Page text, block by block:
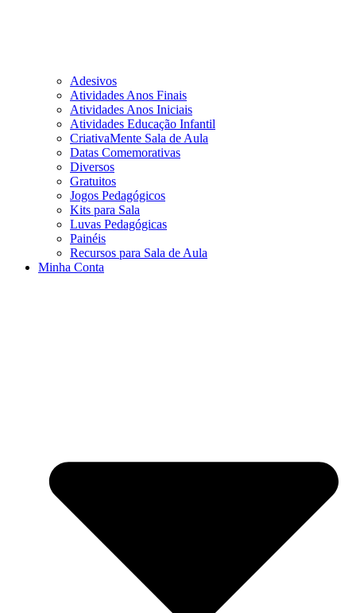
Adesivos
Atividades Anos Finais
Atividades Anos Iniciais
Atividades Educação Infantil
CriativaMente Sala de Aula
Datas Comemorativas
Diversos
Gratuitos
Jogos Pedagógicos
Kits para Sala
Luvas Pedagógicas
Painéis
Recursos para Sala de Aula
Minha Conta